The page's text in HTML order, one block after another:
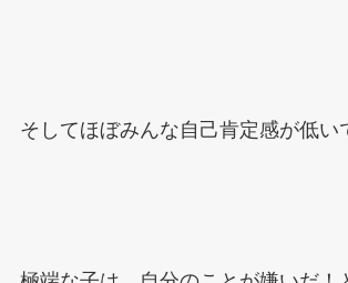
そしてほぼみんな自己肯定感が低い